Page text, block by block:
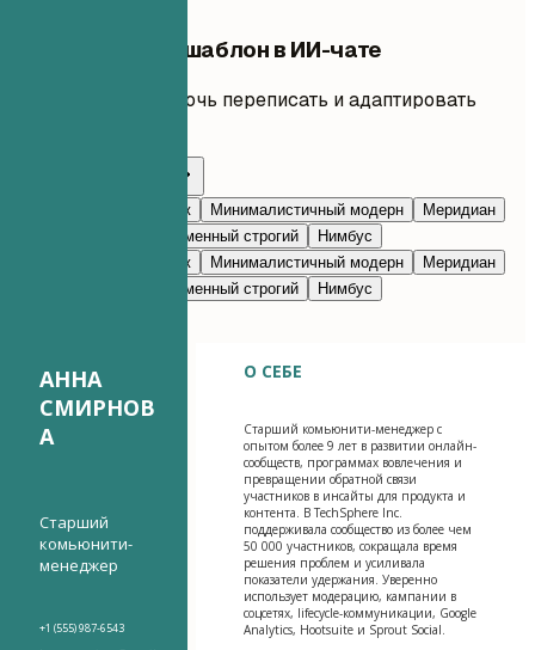
Редактировать шаблон в ИИ-чате
Попросите ИИ помочь переписать и адаптировать
Престиж Минималистичный модерн
Меридиан
Современный строгий
Нимбус
Престиж Минималистичный модерн
Меридиан
Современный строгий Нимбус
АННА
СМИРНОВ
А
Старший
комьюнити-
менеджер
+1 (555) 987-6543
О СЕБЕ
Старший комьюнити-менеджер с
опытом более 9 лет в развитии онлайн-
сообществ, программах вовлечения и
превращении обратной связи
участников в инсайты для продукта и
контента. В TechSphere Inc.
поддерживала сообщество из более чем
50 000 участников, сокращала время
решения проблем и усиливала
показатели удержания. Уверенно
использует модерацию, кампании в
соцсетях, lifecycle-коммуникации, Google
Analytics, Hootsuite и Sprout Social.